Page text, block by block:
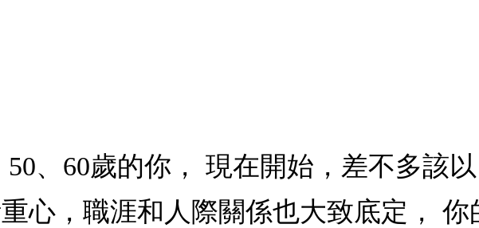
50、60歲的你， 現在開始，差不多該
心，職涯和人際關係也大致底定，